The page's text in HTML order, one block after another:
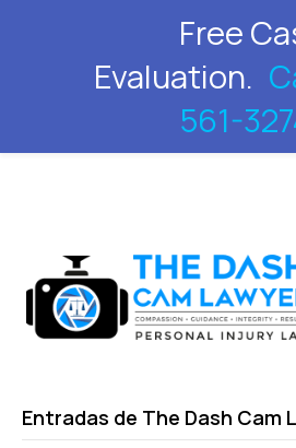
561-561-
Entradas de The Dash Cam
Free
Evaluation.
561-